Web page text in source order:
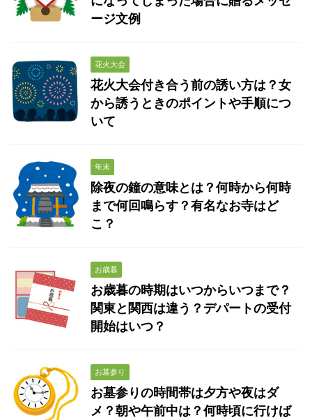
ージ文例
花火大会
花火大会付き合う前の誘い方は？女
から誘うときのポイントや手順につ
いて
年末
除夜の鐘の意味とは？何時から何時
まで何回鳴らす？有名なお寺はど
こ？
お歳暮
お歳暮の時期はいつからいつまで？
関東と関西は違う？デパートの受付
開始はいつ？
お墓参り
お墓参りの時間帯は夕方や夜はダ
メ？朝や午前中は？何時頃に行けば